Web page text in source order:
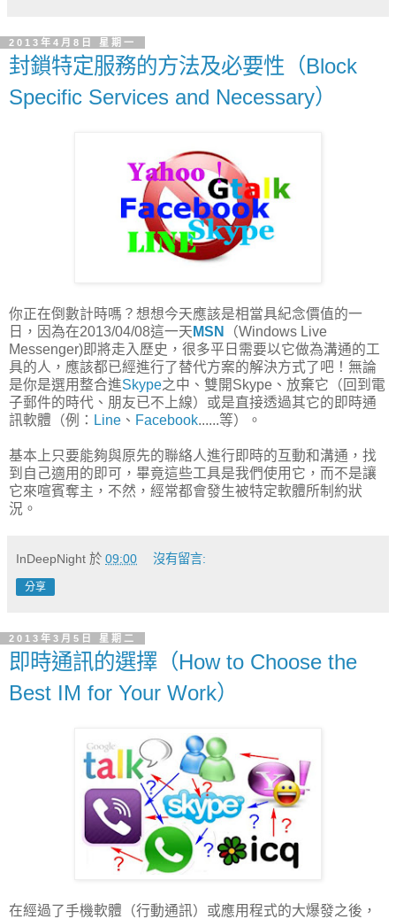
2013年4月8日 星期一
封鎖特定服務的方法及必要性（Block
Specific Services and Necessary）
你正在倒數計時嗎？想想今天應該是相當具紀念價值的一
日，因為在2013/04/08這一天 MSN
（Windows Live
Messenger)即將走入歷史，很多平日需要以它做為溝通的工
具的人，應該都已經進行了替代方案的解決方式了吧！無論
是你是選用整合進Skype之中、雙開Skype、放棄它（回到電
子郵件的時代、朋友已不上線）或是直接透過其它的即時通
訊軟體（例： Line 、 Facebook......等）。
基本上只要能夠與原先的聯絡人進行即時的互動和溝通，找
到自己適用的即可，畢竟這些工具是我們使用它，而不是讓
它來喧賓奪主，不然，經常都會發生被特定軟體所制約狀
況。
InDeepNight 於 09:00 沒有留言:
分享
2013年3月5日 星期二
即時通訊的選擇（How to Choose the
Best IM for Your Work）
在經過了手機軟體（行動通訊）或應用程式的大爆發之後，